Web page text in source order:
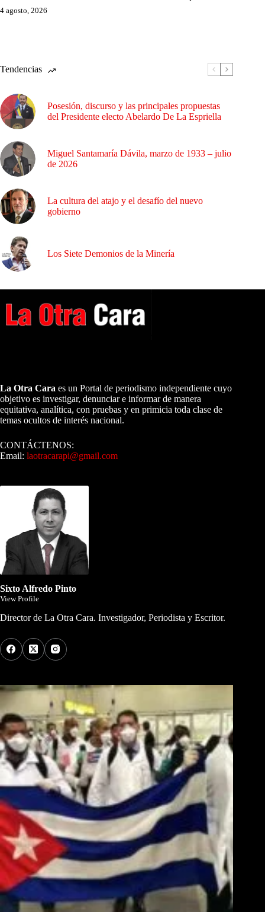
4 agosto, 2026
Tendencias
Posesión, discurso y las principales propuestas
del Presidente electo Abelardo De La Espriella
Miguel Santamaría Dávila, marzo de 1933 – julio
de 2026
La cultura del atajo y el desafío del nuevo
gobierno
Los Siete Demonios de la Minería
La Otra Cara es un Portal de periodismo independiente cuyo
objetivo es investigar, denunciar e informar de manera
equitativa, analítica, con pruebas y en primicia toda clase de
temas ocultos de interés nacional.
CONTÁCTENOS:
Email: laotracarapi@gmail.com
Sixto Alfredo Pinto
View Profile
Director de La Otra Cara. Investigador, Periodista y Escritor.